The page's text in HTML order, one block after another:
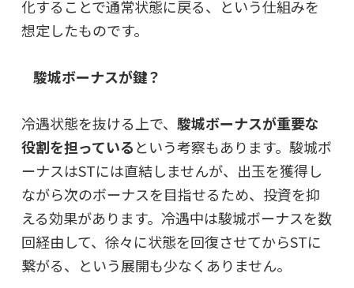
化することで通常状態に戻る、という仕組みを
想定したものです。
駿城ボーナスが鍵？
冷遇状態を抜ける上で、 駿城ボーナスが重要な
役割を担っているという考察もあります。駿城ボ
ーナスはSTには直結しませんが、出玉を獲得し
ながら次のボーナスを目指せるため、投資を抑
える効果があります。冷遇中は駿城ボーナスを数
回経由して、徐々に状態を回復させてからSTに
繋がる、という展開も少なくありません。